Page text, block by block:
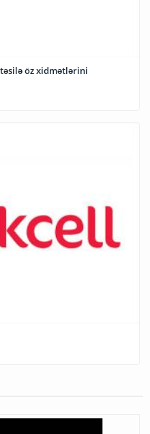
öz xidmətlərini